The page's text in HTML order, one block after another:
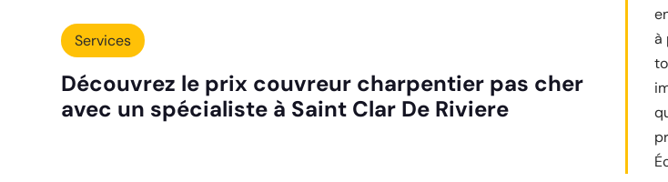
Services
Découvrez le prix couvreur charpentier pas cher
avec un spécialiste à Saint Clar De Riviere
à